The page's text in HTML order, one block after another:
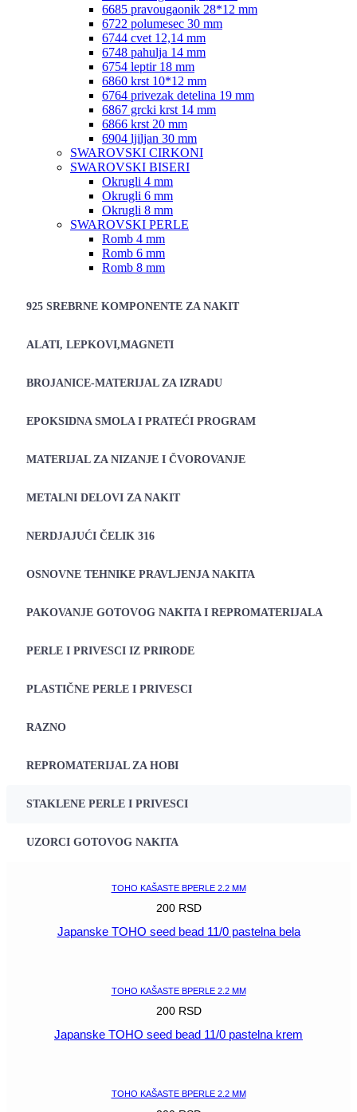
6685 pravougaonik 28*12 mm
6722 polumesec 30 mm
6744 cvet 12,14 mm
6748 pahulja 14 mm
6754 leptir 18 mm
6860 krst 10*12 mm
6764 privezak detelina 19 mm
6867 grcki krst 14 mm
6866 krst 20 mm
6904 ljiljan 30 mm
SWAROVSKI CIRKONI
SWAROVSKI BISERI
Okrugli 4 mm
Okrugli 6 mm
Okrugli 8 mm
SWAROVSKI PERLE
Romb 4 mm
Romb 6 mm
Romb 8 mm
925 SREBRNE KOMPONENTE ZA NAKIT
ALATI, LEPKOVI,MAGNETI
BROJANICE-MATERIJAL ZA IZRADU
EPOKSIDNA SMOLA I PRATEĆI PROGRAM
MATERIJAL ZA NIZANJE I ČVOROVANJE
METALNI DELOVI ZA NAKIT
NERDJAJUĆI ČELIK 316
OSNOVNE TEHNIKE PRAVLJENJA NAKITA
PAKOVANJE GOTOVOG NAKITA I REPROMATERIJALA
PERLE I PRIVESCI IZ PRIRODE
PLASTIČNE PERLE I PRIVESCI
RAZNO
REPROMATERIJAL ZA HOBI
STAKLENE PERLE I PRIVESCI
UZORCI GOTOVOG NAKITA
TOHO KAŠASTE BPERLE 2.2 MM
200 RSD
Japanske TOHO seed bead 11/0 pastelna bela
TOHO KAŠASTE BPERLE 2.2 MM
200 RSD
Japanske TOHO seed bead 11/0 pastelna krem
TOHO KAŠASTE BPERLE 2.2 MM